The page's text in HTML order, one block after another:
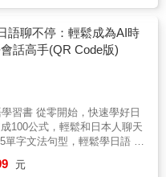
就是要學日本語！
：&ldquo;零碎文法太難記，
人！&rdquo;按照N4考試內
許可、比較、希望、意志等
次掌握所有生活中大大小小
對比，讓您一次搞懂相似用
激活一整串相關文法。擺脫
案馬上浮現。實戰力爆棚，
▲精要膠囊：關鍵
地生活例句，文法一點就
整理了與主題相關的擴展文
考前輕鬆衝刺，穩拿高分！
鍵詞精華膠囊＋同級例句解
華的解說，搭配同級詞彙撰
文法的同時還能增強單字
，全面提升日檢技能！ ⫷學
測，實力馬上見！ 這可不是
&ldquo;回憶訓練
從記憶到實戰的完美
果加倍，讓知識穩穩扎根在
抵抗時間的侵蝕？時代在
化！ 抓緊這幾招，每
也能感受到自己在進步： ★
學習材料扔進您的日常生
！ 根據N5考試的精心設計，
境，從超市到機場，從學校到
單字會自然融入每一個場
語言活用高手！ ★想像力
創意，想像單字的使用場
腦健身房！ 日檢強調的是
語聊不停：輕鬆成為AI時
話高手(QR Code版)
習書 從零開始，快速學好日
100公式，輕鬆和日本人聊天
單字文法句型，輕鬆學日語 ●
式，讓您說日語變得超簡單 &
元